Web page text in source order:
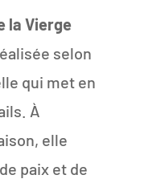
la Vierge
selon
qui met en
À
elle
paix et de